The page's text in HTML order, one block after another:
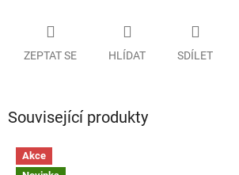
ZEPTAT SE HLÍDAT SDÍLET
Související produkty
Akce